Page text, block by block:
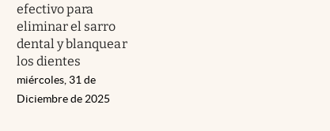
efectivo para
eliminar el sarro
dental y blanquear
los dientes
miércoles, 31 de
Diciembre de 2025